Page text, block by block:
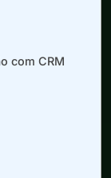
com CRM